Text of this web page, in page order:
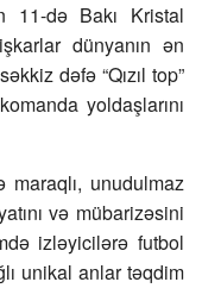
11-də Bakı Kristal
dünyanın ən
dəfə “Qızıl top”
yoldaşlarını
maraqlı, unudulmaz
və mübarizəsini
izləyicilərə futbol
unikal anlar təqdim